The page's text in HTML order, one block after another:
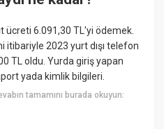
ücreti 6.091,30 TL'yi ödemek.
itibariyle 2023 yurt dışı telefon
TL oldu. Yurda giriş yapan
yada kimlik bilgileri.
tamamını burada okuyun: